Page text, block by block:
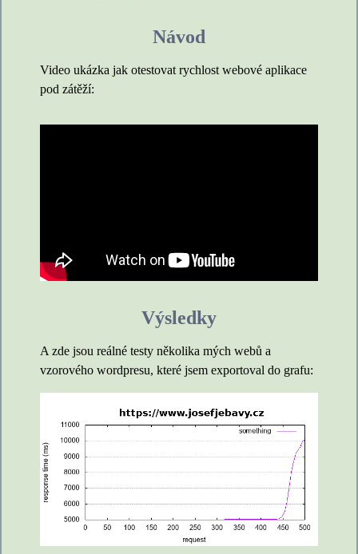
Návod
Video ukázka jak otestovat rychlost webové aplikace
pod zátěží:
Výsledky
A zde jsou reálné testy několika mých webů a
vzorového wordpresu, které jsem exportoval do grafu: